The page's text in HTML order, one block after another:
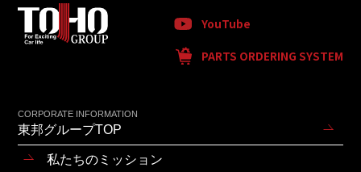
YouTube
PARTS ORDERING SYSTEM
CORPORATE INFORMATION
東邦グループTOP
私たちのミッション